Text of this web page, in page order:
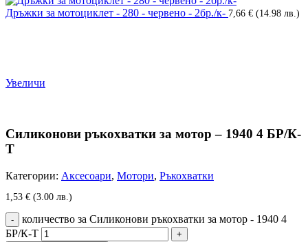
Дръжки за мотоциклет - 280 - червено - 2бр./к- 7,66 € (14.98 лв.)
Увеличи
Силиконови ръкохватки за мотор – 1940 4 БР/К-
Т
Категории: Аксесоари, Мотори, Ръкохватки
1,53 € (3.00 лв.)
количество за Силиконови ръкохватки за мотор - 1940 4
БР/К-Т